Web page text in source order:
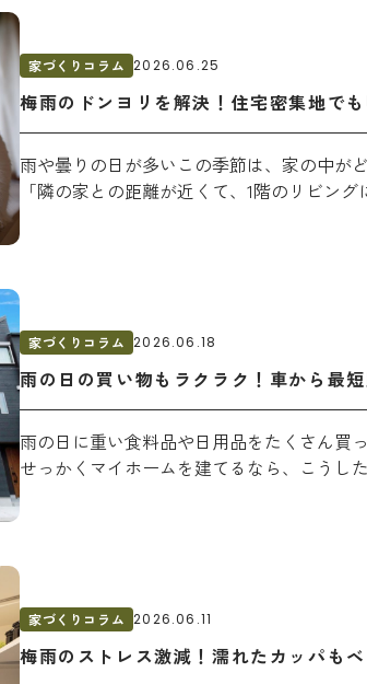
件を探す
りコラムを読む
例を見る
の声を見る
家づくりコラム 2026.06.25
梅雨のドンヨリを解決！住宅密集地で
雨や曇りの日が多いこの季節は、家の中が
「隣の家との距離が近くて、1階のリビング
家づくりコラム 2026.06.18
雨の日の買い物もラクラク！車から最
雨の日に重い食料品や日用品をたくさん買
せっかくマイホームを建てるなら、こうし
家づくりコラム 2026.06.11
梅雨のストレス激減！濡れたカッパも